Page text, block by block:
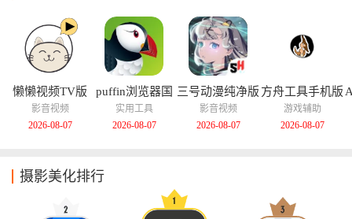
懒懒视频TV版
影音视频
2026-08-07
puffin浏览器国
际版
实用工具
2026-08-07
三号动漫纯净版
影音视频
2026-08-07
方舟工具手机版
游戏辅助
2026-08-07
摄影美化排行